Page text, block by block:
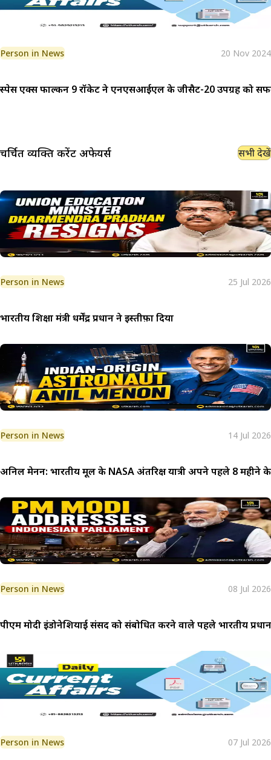
Person in News 20 Nov 2024
स्पेस एक्स फाल्कन 9 रॉकेट ने एनएसआईएल के जीसैट-20 उपग्रह को
चर्चित व्यक्ति करेंट अफेयर्स सभी देखें
Person in News 25 Jul 2026
भारतीय शिक्षा मंत्री धर्मेंद्र प्रधान ने इस्तीफ़ा दिया
Person in News 14 Jul 2026
अनिल मेनन: भारतीय मूल के NASA अंतरिक्ष यात्री अपने पहले 8 महीने
Person in News 08 Jul 2026
पीएम मोदी इंडोनेशियाई संसद को संबोधित करने वाले पहले भारतीय
Person in News 07 Jul 2026